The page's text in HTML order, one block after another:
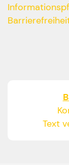
Text